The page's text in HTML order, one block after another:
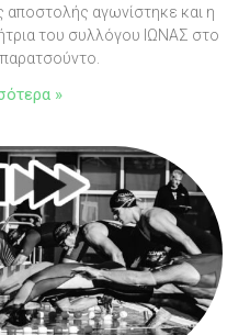
αποστολής αγωνίστηκε και η
του συλλόγου ΙΩΝΑΣ στο
»